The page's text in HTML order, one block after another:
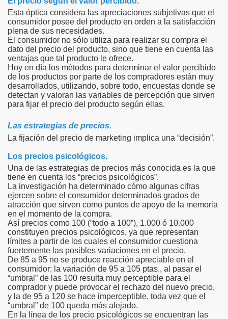
Esta óptica considera las apreciaciones subjetivas que el
consumidor posee del producto en orden a la satisfacción
plena de sus necesidades.
El consumidor no sólo utiliza para realizar su compra el
dato del precio del producto, sino que tiene en cuenta las
ventajas que tal producto le ofrece.
Hoy en día los métodos para determinar el valor percibido
de los productos por parte de los compradores están muy
desarrollados, utilizando, sobre todo, encuestas donde se
detectan y valoran las variables de percepción que sirven
para fijar el precio del producto según ellas.
Las estrategias de precios.
La fijación del precio de marketing implica una “decisión”.
Los precios psicológicos.
Una de las estrategias de precios más conocida es la que
tiene en cuenta los “precios psicológicos”.
La investigación ha determinado cómo algunas cifras
ejercen sobre el consumidor determinados grados de
atracción que sirven como puntos de apoyo de la memoria
en el momento de la compra.
Así precios como 100 (“todo a 100”), 1.000 ó 10.000
constituyen precios psicológicos, ya que representan
límites a partir de los cuales el consumidor cuestiona
fuertemente las posibles variaciones en el precio.
De 85 a 95 no se produce reacción apreciable en el
consumidor; la variación de 95 a 105 ptas., al pasar el
“umbral” de las 100 resulta muy perceptible para el
comprador y puede provocar el rechazo del nuevo precio,
y la de 95 a 120 se hace imperceptible, toda vez que el
“umbral” de 100 queda más alejado.
En la línea de los precio psicológicos se encuentran las